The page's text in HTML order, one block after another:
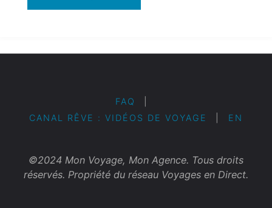
:
croisières
maritimes
FAQ
CANAL RÊVE : VIDÉOS DE VOYAGE
EN
©2024 Mon Voyage, Mon Agence. Tous droits
réservés. Propriété du réseau Voyages en Direct.